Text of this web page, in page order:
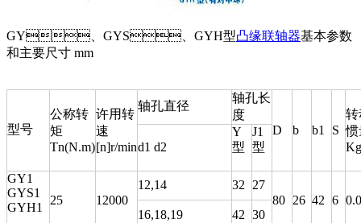
GY、GYS、GYH型凸缘联轴器基本参数
和主要尺寸 mm
型号
公称转
矩
Tn(N.m)
许用转
速
[n]r/min
轴孔直径
轴孔长
度
D
b b1 S
转
惯
d1 d2
Y
型
J1
型
GY1
GYS1
GYH1
25 12000
12,14 32 27
80 26 42 6
16,18,19
42 30